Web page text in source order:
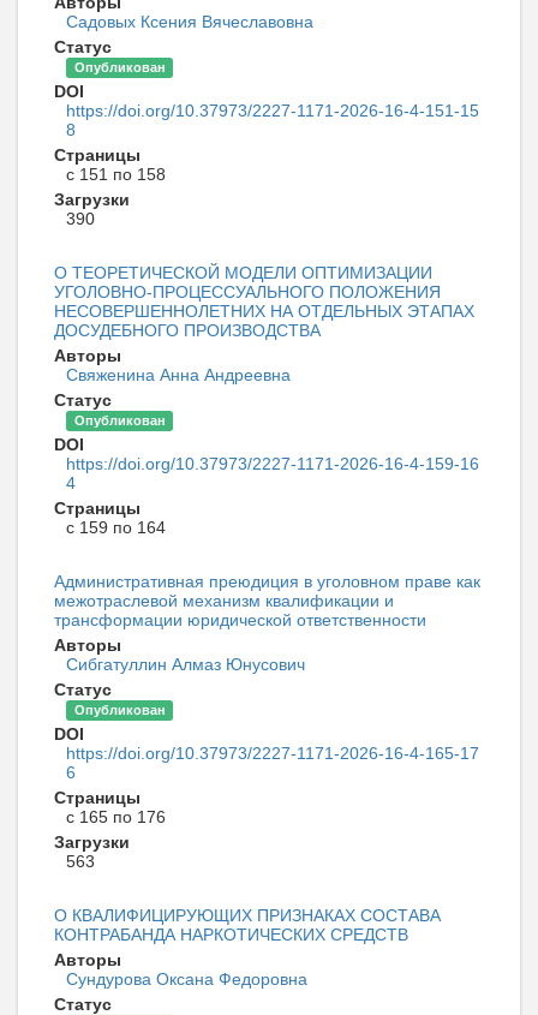
Садовых Ксения Вячеславовна
Статус
Опубликован
DOI
https://doi.org/10.37973/2227-1171-2026-16-4-151-15
8
Страницы
с 151 по 158
Загрузки
390
О ТЕОРЕТИЧЕСКОЙ МОДЕЛИ ОПТИМИЗАЦИИ
УГОЛОВНО-ПРОЦЕССУАЛЬНОГО ПОЛОЖЕНИЯ
НЕСОВЕРШЕННОЛЕТНИХ НА ОТДЕЛЬНЫХ ЭТАПАХ
ДОСУДЕБНОГО ПРОИЗВОДСТВА
Авторы
Свяженина Анна Андреевна
Статус
Опубликован
DOI
https://doi.org/10.37973/2227-1171-2026-16-4-159-16
4
Страницы
с 159 по 164
Административная преюдиция в уголовном праве как
межотраслевой механизм квалификации и
трансформации юридической ответственности
Авторы
Сибгатуллин Алмаз Юнусович
Статус
Опубликован
DOI
https://doi.org/10.37973/2227-1171-2026-16-4-165-17
6
Страницы
с 165 по 176
Загрузки
563
О КВАЛИФИЦИРУЮЩИХ ПРИЗНАКАХ СОСТАВА
КОНТРАБАНДА НАРКОТИЧЕСКИХ СРЕДСТВ
Авторы
Сундурова Оксана Федоровна
Статус